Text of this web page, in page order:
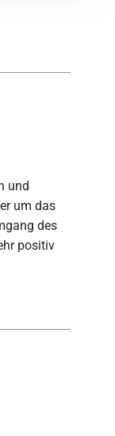
und
um das
des
positiv